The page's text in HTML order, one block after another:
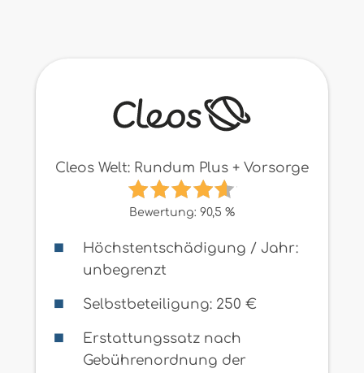
Cleos Welt: Rundum Plus + Vorsorge
Bewertung: 90,5 %
Höchstentschädigung / Jahr:
unbegrenzt
Selbstbeteiligung: 250 €
Erstattungssatz nach
Gebührenordnung der